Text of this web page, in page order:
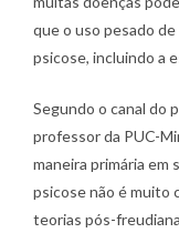
que o uso pesado
psicose, incluindo a
Segundo o canal do
professor da PUC-
maneira primária em
psicose não é muito
teorias pós-